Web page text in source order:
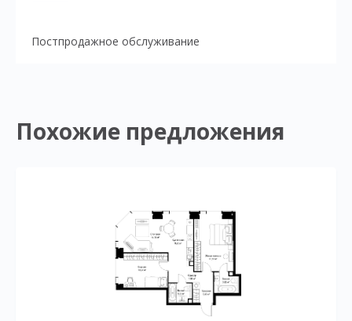
Постпродажное обслуживание
Похожие предложения